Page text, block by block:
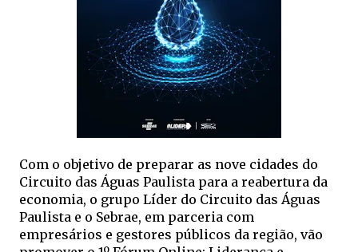
Com o objetivo de preparar as nove cidades do
Circuito das Águas Paulista para a reabertura da
economia, o grupo Líder do Circuito das Águas
Paulista e o Sebrae, em parceria com
empresários e gestores públicos da região, vão